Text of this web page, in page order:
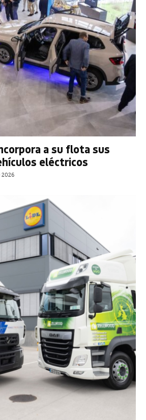
a su flota sus
eléctricos